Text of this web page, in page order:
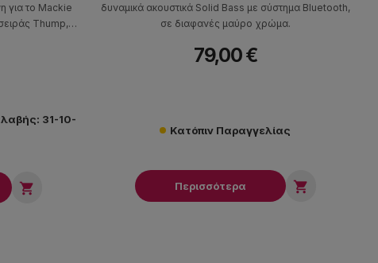
για το Mackie
Thump,
για
31-10-

δυναμικά ακουστικά Solid Bass με σύστημα Bluetooth,
σε διαφανές μαύρο χρώμα.
79,00 €
Κατόπιν Παραγγελίας
Περισσότερα 